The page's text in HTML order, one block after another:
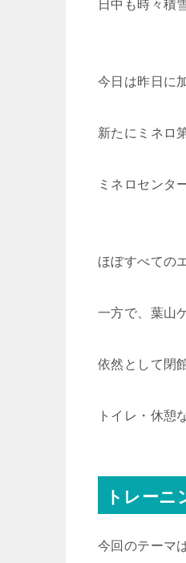
日中も時々積
今日は昨日に
新たにミネロ
ミネロセンタ
ほぼすべての
一方で、葉山
依然として閉
トイレ・休憩
トレーニ
今回のテーマ